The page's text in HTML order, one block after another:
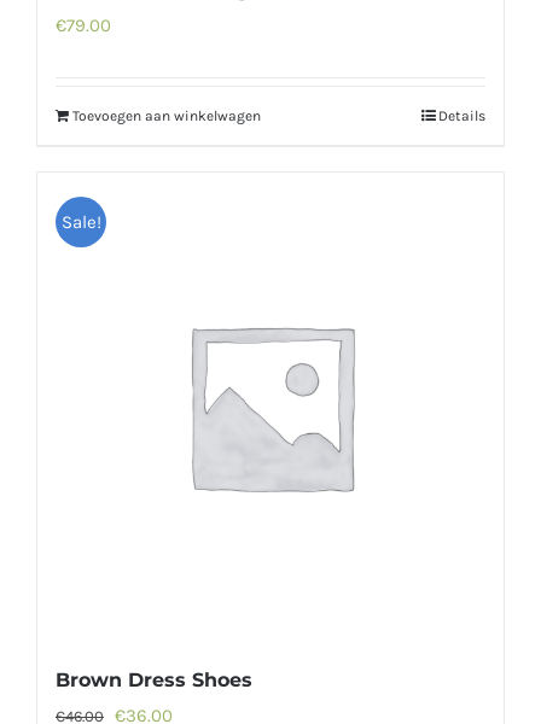
€79.00
Toevoegen aan winkelwagen Details
Sale!
Brown Dress Shoes
€46.00 Oorspronkelijke
€36.00